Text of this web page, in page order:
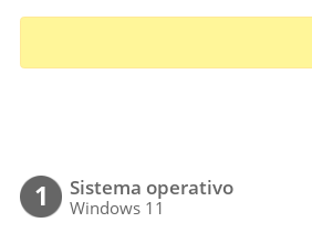
1 Sistema operativo
Windows 11